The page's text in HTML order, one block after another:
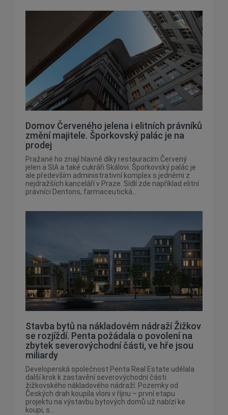
Domov Červeného jelena i elitních právníků
změní majitele. Šporkovský palác je na
prodej
Pražané ho znají hlavně díky restauracím Červený
jelen a SIA a také cukráři Skálovi. Šporkovský palác je
ale především administrativní komplex s jedněmi z
nejdražších kanceláří v Praze. Sídlí zde například elitní
právníci Dentons, farmaceutická...
Stavba bytů na nákladovém nádraží Žižkov
se rozjíždí. Penta požádala o povolení na
zbytek severovýchodní části, ve hře jsou
miliardy
Developerská společnost Penta Real Estate udělala
další krok k zastavění severovýchodní části
žižkovského nákladového nádraží. Pozemky od
Českých drah koupila vloni v říjnu – první etapu
projektu na výstavbu bytových domů už nabízí ke
koupi, s...